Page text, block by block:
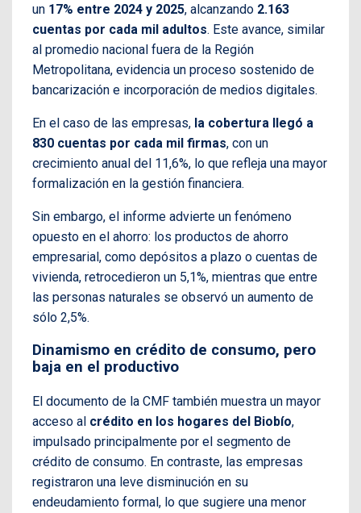
un 17% entre 2024 y 2025, alcanzando 2.163
cuentas por cada mil adultos. Este avance, similar
al promedio nacional fuera de la Región
Metropolitana, evidencia un proceso sostenido de
bancarización e incorporación de medios digitales.
En el caso de las empresas, la cobertura llegó a
830 cuentas por cada mil firmas, con un
crecimiento anual del 11,6%, lo que refleja una mayor
formalización en la gestión financiera.
Sin embargo, el informe advierte un fenómeno
opuesto en el ahorro: los productos de ahorro
empresarial, como depósitos a plazo o cuentas de
vivienda, retrocedieron un 5,1%, mientras que entre
las personas naturales se observó un aumento de
sólo 2,5%.
Dinamismo en crédito de consumo, pero
baja en el productivo
El documento de la CMF también muestra un mayor
acceso al crédito en los hogares del Biobío,
impulsado principalmente por el segmento de
crédito de consumo. En contraste, las empresas
registraron una leve disminución en su
endeudamiento formal, lo que sugiere una menor